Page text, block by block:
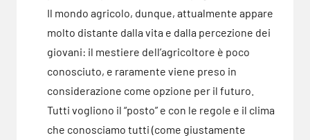
Il mondo agricolo, dunque, attualmente appare
molto distante dalla vita e dalla percezione dei
giovani: il mestiere dell’agricoltore è poco
conosciuto, e raramente viene preso in
considerazione come opzione per il futuro.
Tutti vogliono il “posto” e con le regole e il clima
che conosciamo tutti (come giustamente